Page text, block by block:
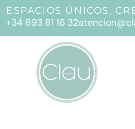
ESPACIOS ÚNICOS,
+34 693 81 16 32